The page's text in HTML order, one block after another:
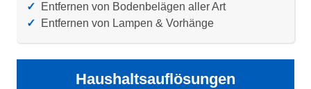
✓
Entfernen von Bodenbelägen aller Art
✓
Entfernen von Lampen & Vorhänge
Haushaltsauflösungen